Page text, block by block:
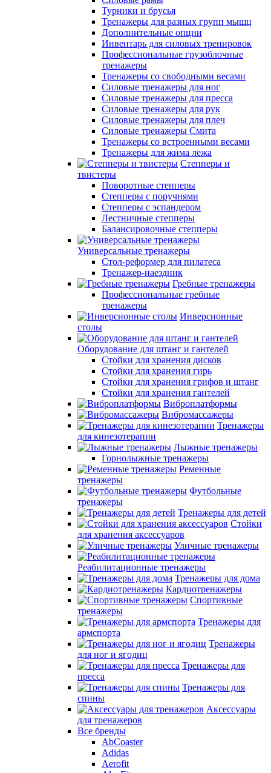
Турники и брусья
Тренажеры для разных групп мышц
Дополнительные опции
Инвентарь для силовых тренировок
Профессиональные грузоблочные
тренажеры
Тренажеры со свободными весами
Силовые тренажеры для ног
Силовые тренажеры для пресса
Силовые тренажеры для рук
Силовые тренажеры для плеч
Силовые тренажеры Смита
Тренажеры со встроенными весами
Тренажеры для жима лежа
Степперы и
твистеры
Поворотные степперы
Степперы с поручнями
Степперы с эспандером
Лестничные степперы
Балансировочные степперы
Универсальные тренажеры
Стол-реформер для пилатеса
Тренажер-наездник
Гребные тренажеры
Профессиональные гребные
тренажеры
Инверсионные
столы
Оборудование для штанг и гантелей
Стойки для хранения дисков
Стойки для хранения гирь
Стойки для хранения грифов и штанг
Стойки для хранения гантелей
Виброплатформы
Вибромассажеры
Тренажеры
для кинезотерапии
Лыжные тренажеры
Горнолыжные тренажеры
Ременные
тренажеры
Футбольные
тренажеры
Тренажеры для детей
Стойки
для хранения аксессуаров
Уличные тренажеры
Реабилитационные тренажеры
Тренажеры для дома
Кардиотренажеры
Спортивные
тренажеры
Тренажеры для
армспорта
Тренажеры
для ног и ягодиц
Тренажеры для
пресса
Тренажеры для
спины
Аксессуары
для тренажеров
Все бренды
AbCoaster
Adidas
Aerofit